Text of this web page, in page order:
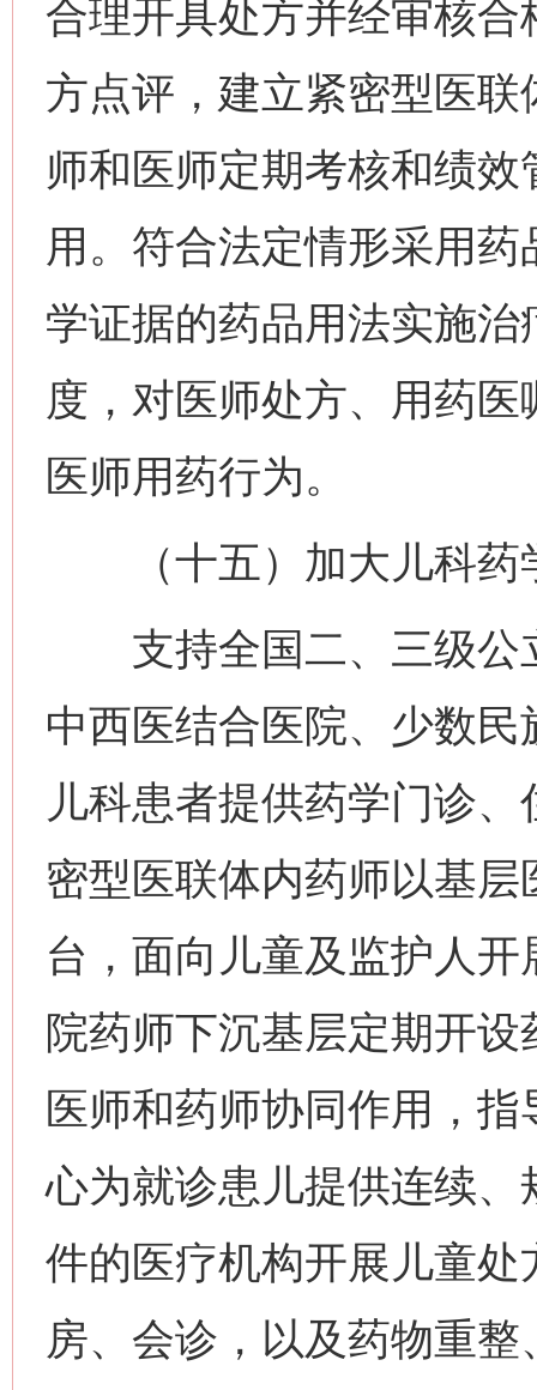
合理开具处方并经审核
方点评，建立紧密型医
师和医师定期考核和绩
用。符合法定情形采用
学证据的药品用法实施
度，对医师处方、用药
医师用药行为。
（十五）加大儿科药
支持全国二、三级公
中西医结合医院、少数
儿科患者提供药学门诊
密型医联体内药师以基
台，面向儿童及监护人
院药师下沉基层定期开
医师和药师协同作用，
心为就诊患儿提供连续
件的医疗机构开展儿童
房、会诊，以及药物重